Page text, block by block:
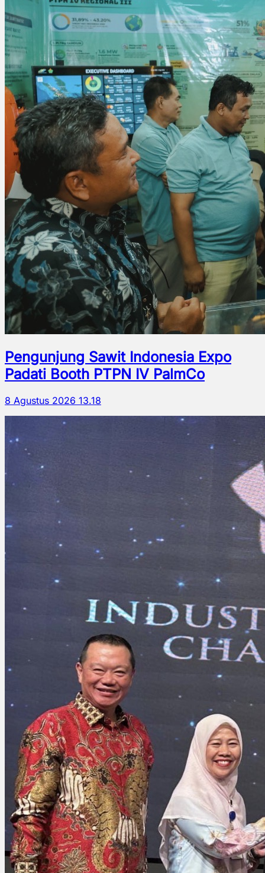
Pengunjung Sawit Indonesia Expo
Padati Booth PTPN IV PalmCo
8 Agustus 2026 13.18